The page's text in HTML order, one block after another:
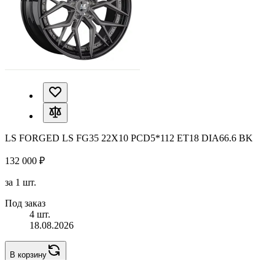
LS FORGED LS FG35 22X10 PCD5*112 ET18 DIA66.6 BK
132 000 ₽
за 1 шт.
Под заказ
4 шт.
18.08.2026
В корзину